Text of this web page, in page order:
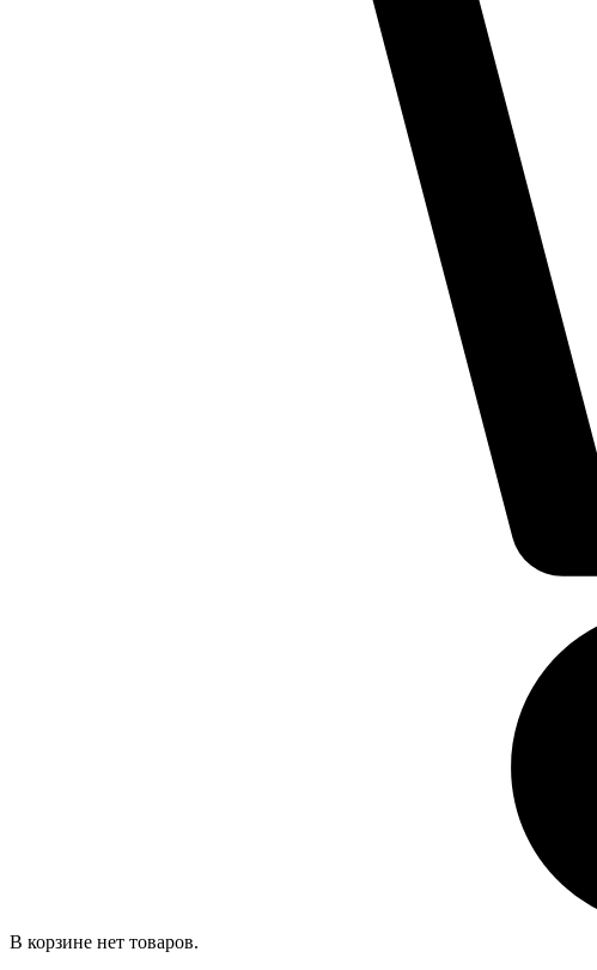
В корзине нет товаров.